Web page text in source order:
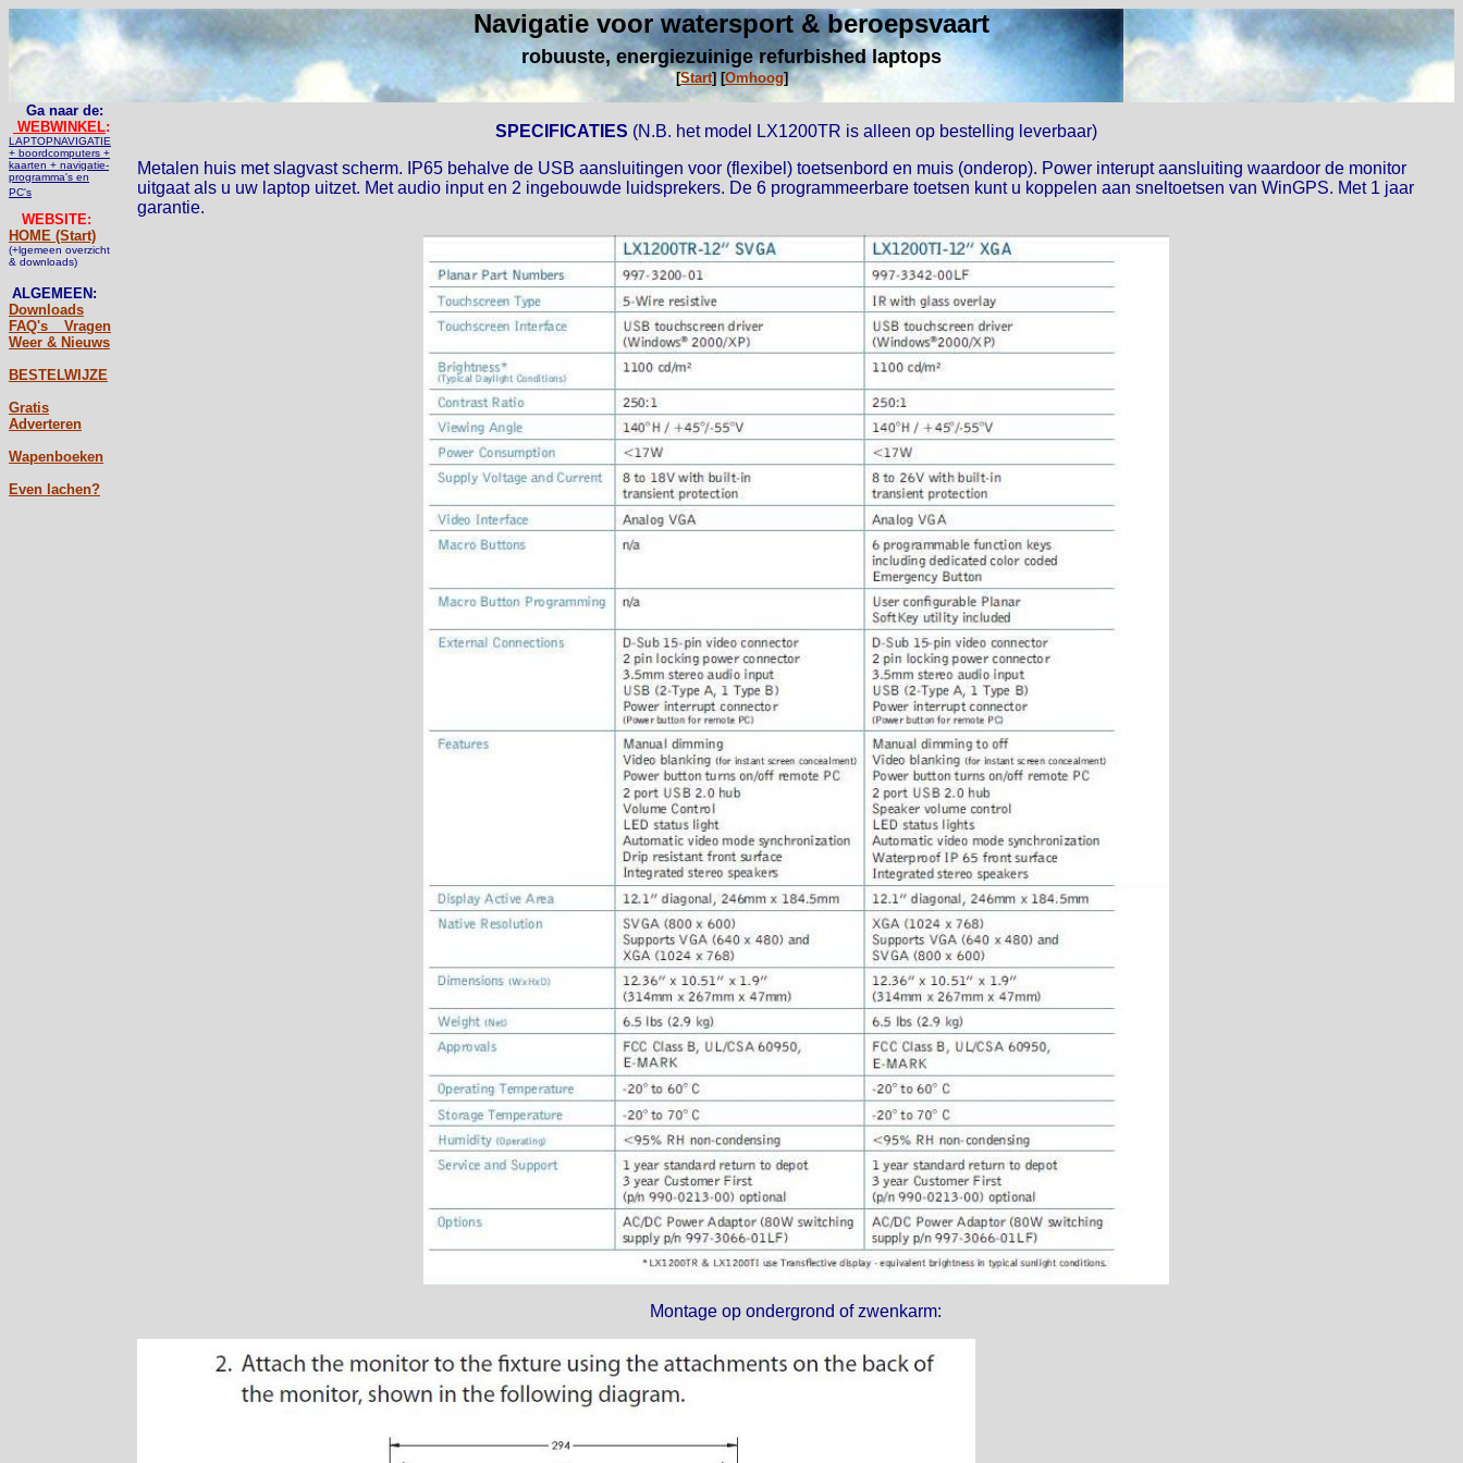
Navigatie voor watersport & beroepsvaart
robuuste, energiezuinige refurbished laptops
[Start] [Omhoog]
Ga naar de:
WEBWINKEL:
LAPTOPNAVIGATIE
+ boordcomputers +
kaarten + navigatie-
programma's en
PC's
WEBSITE:
HOME (Start)
(+lgemeen overzicht
& downloads)
ALGEMEEN:
Downloads
FAQ's _ Vragen
Weer & Nieuws
BESTELWIJZE
Gratis
Adverteren
Wapenboeken
Even lachen?
SPECIFICATIES (N.B. het model LX1200TR is alleen op bestelling leverbaar)
Metalen huis met slagvast scherm. IP65 behalve de USB aansluitingen voor (flexibel) toetsenbord en muis (onderop). Power interupt aansluiting waardoor de monitor
uitgaat als u uw laptop uitzet. Met audio input en 2 ingebouwde luidsprekers. De 6 programmeerbare toetsen kunt u koppelen aan sneltoetsen van WinGPS. Met 1 jaar
garantie.
Montage op ondergrond of zwenkarm: